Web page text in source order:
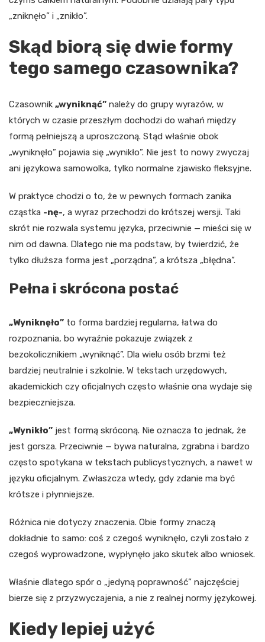
„zniknęło” i „znikło”.
Skąd biorą się dwie formy
tego samego czasownika?
Czasownik „wyniknąć” należy do grupy wyrazów, w
których w czasie przeszłym dochodzi do wahań między
formą pełniejszą a uproszczoną. Stąd właśnie obok
„wyniknęło” pojawia się „wynikło”. Nie jest to nowy zwyczaj
ani językowa samowolka, tylko normalne zjawisko fleksyjne.
W praktyce chodzi o to, że w pewnych formach zanika
cząstka -nę-, a wyraz przechodzi do krótszej wersji. Taki
skrót nie rozwala systemu języka, przeciwnie — mieści się w
nim od dawna. Dlatego nie ma podstaw, by twierdzić, że
tylko dłuższa forma jest „porządna”, a krótsza „błędna”.
Pełna i skrócona postać
„Wyniknęło” to forma bardziej regularna, łatwa do
rozpoznania, bo wyraźnie pokazuje związek z
bezokolicznikiem „wyniknąć”. Dla wielu osób brzmi też
bardziej neutralnie i szkolnie. W tekstach urzędowych,
akademickich czy oficjalnych często właśnie ona wydaje się
bezpieczniejsza.
„Wynikło” jest formą skróconą. Nie oznacza to jednak, że
jest gorsza. Przeciwnie — bywa naturalna, zgrabna i bardzo
często spotykana w tekstach publicystycznych, a nawet w
języku oficjalnym. Zwłaszcza wtedy, gdy zdanie ma być
krótsze i płynniejsze.
Różnica nie dotyczy znaczenia. Obie formy znaczą
dokładnie to samo: coś z czegoś wyniknęło, czyli zostało z
czegoś wyprowadzone, wypłynęło jako skutek albo wniosek.
Właśnie dlatego spór o „jedyną poprawność” najczęściej
bierze się z przyzwyczajenia, a nie z realnej normy językowej.
Kiedy lepiej użyć